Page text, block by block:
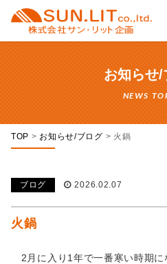
お知らせ/
NEWS
TOP > お知らせ/ブログ > 火鍋
ブログ 2026.02.07
火鍋
2月に入り1年で一番寒い時期に